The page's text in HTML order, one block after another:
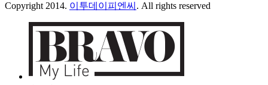
Copyright 2014. 이투데이피엔씨 . All rights reserved